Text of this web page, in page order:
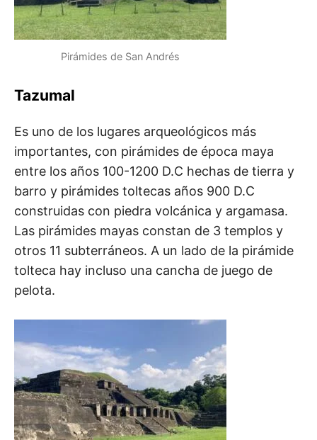
Pirámides de San Andrés
Tazumal
Es uno de los lugares arqueológicos más
importantes, con pirámides de época maya
entre los años 100-1200 D.C hechas de tierra y
barro y pirámides toltecas años 900 D.C
construidas con piedra volcánica y argamasa.
Las pirámides mayas constan de 3 templos y
otros 11 subterráneos. A un lado de la pirámide
tolteca hay incluso una cancha de juego de
pelota.